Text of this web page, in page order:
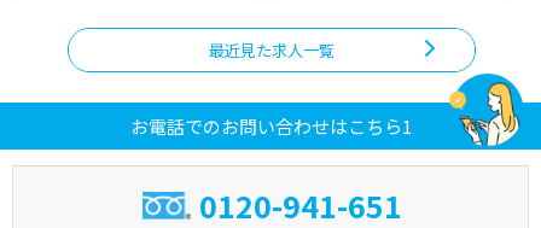
最近見た求人一覧
お電話でのお問い合わせはこちら1
0120-941-651